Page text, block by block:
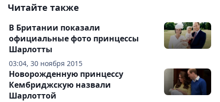
Читайте также
03:04, 30 ноября 2015
В Британии показали
официальные фото принцессы
Шарлотты
Новорожденную принцессу
Кембриджскую назвали
Шарлоттой